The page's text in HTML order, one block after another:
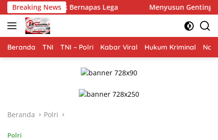
Langsung
ke
konten
Breaking News
Lega Menyusun Genting, Merajut Asa:
Beranda TNI TNI – Polri Kabar Viral Hukum Kriminal
Beranda Polri
Polri